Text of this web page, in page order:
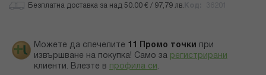
Безплатна доставка за над 50.00 € / 97,79 лв.
Можете да спечелите 11 Промо точки
при
извършване на покупка! Само за регистрирани
клиенти. Влезте в профила си .